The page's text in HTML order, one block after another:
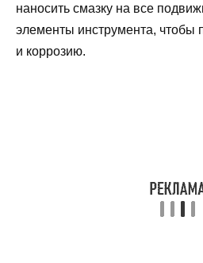
наносить смазку на все
элементы инструмента, чтобы
и коррозию.